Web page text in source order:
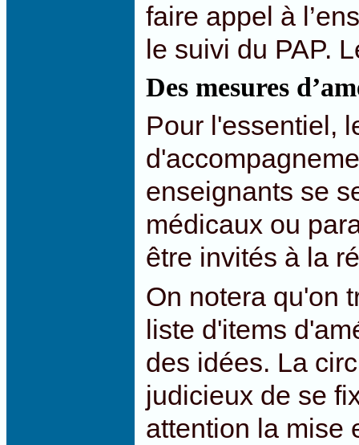
faire appel à
le suivi du PAP.
Des mesures
Pour l'essentiel,
enseignants se
médicaux ou
être invités à la
On notera qu'on
liste d'items
des idées. La
judicieux de se
attention la mise